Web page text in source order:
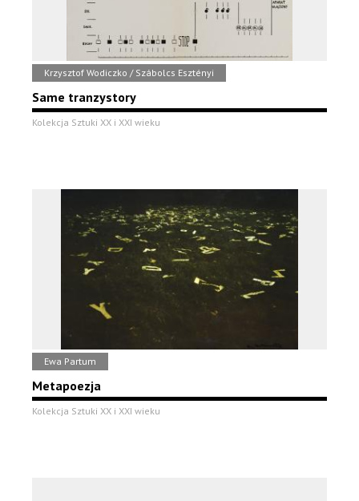
Krzysztof Wodiczko / Szábolcs Esztényi
Same tranzystory
Kolekcja Sztuki XX i XXI wieku
Ewa Partum
Metapoezja
Kolekcja Sztuki XX i XXI wieku